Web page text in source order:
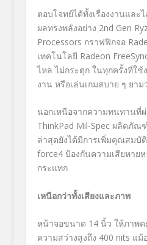
ตอบโจทย์ได้ทั้งเรื่องงานแล
ผลทรงพลังอย่าง 2nd Gen
Processors กราฟฟิกจอ
เทคโนโลยี Radeon
ไหล ไม่กระตุก ในทุกครั้งที่ใช้
งาน หรือเล่นเกมสบาย ๆ ยาม
นอกเหนือจากความทนทานที่
ThinkPad Mil-Spec ผลิตภัณ
ล่าสุดยังได้มีการเพิ่มคุณสมบั
force4ป้องกันความเสียหาย
กระแทก
เหนือกว่าทั้งเสียงและภาพ
หน้าจอขนาด 14 นิ้ว ให้ภาพค
ความสว่างสูงถึง 400 nits แ